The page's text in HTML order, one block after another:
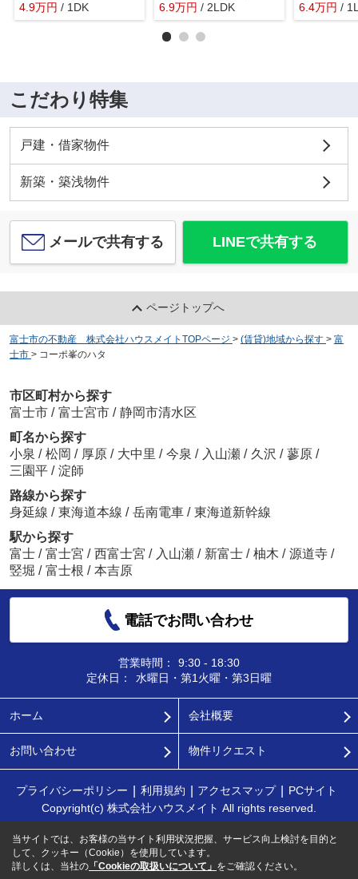
4.9万円 / 1DK
6.9万円 / 2LDK
6.4万円 /
こだわり特集
戸建・借家物件
新築・築浅物件
メールで共有する LINEで共有する
ページトップへ
富士市の不動産 株式会社ハウスメイトTOPページ > (賃貸)地域から探す > 富
士市 > コーポ峯のハタ
市区町村から探す
富士市 / 富士宮市 / 静岡市清水区
町名から探す
小泉 / 松岡 / 厚原 / 大中里 / 今泉 / 入山瀬 / 久沢 / 蓼原 /
三園平 / 淀師
路線から探す
身延線 / 東海道本線 / 岳南電車 / 東海道新幹線
駅から探す
富士 / 富士宮 / 西富士宮 / 入山瀬 / 新富士 / 柚木 / 源道寺 /
竪堀 / 富士根 / 本吉原
電話でお問い合わせ
営業時間：
9:30 - 18:30
定休日：
水曜日・第1火曜・第3日曜
ホーム 会社概要
お問い合わせ 物件リクエスト
プライバシーポリシー 利用規約 アクセスマップ
PCサイト
Copyright(c) 株式会社ハウスメイト All rights reserved.
当サイトでは、お客様の当サイト利用状況把握、サービス向上検討を目的と
して、クッキー（Cookie）を使用しています。
詳しくは、当社の 「Cookieの取扱いについて」 をご確認ください。